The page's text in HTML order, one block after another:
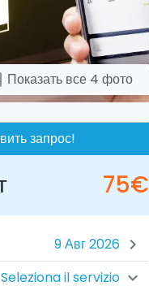
Показать все 4 фото
запрос!
75€
chevron_right
Seleziona il servizio chevron_right